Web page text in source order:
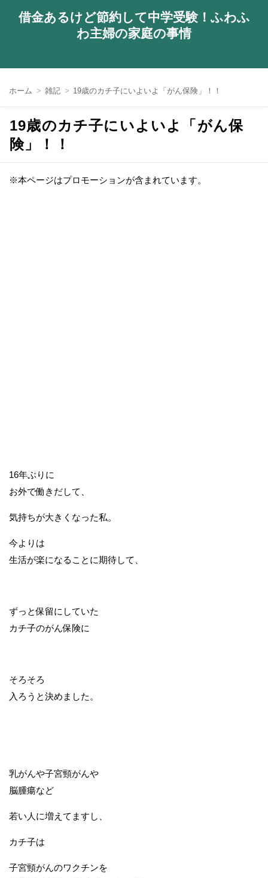
借金あるけど節約して中学受験！ふわふ
わ主婦の家庭の事情
ホーム 雑記 19歳のカチ子にいよいよ「がん保険」！！
19歳のカチ子にいよいよ「がん保
険」！！
※本ページはプロモーションが含まれています。
16年ぶりに
お外で働きだして、
気持ちが大きくなった私。
今よりは
生活が楽になることに期待して、
ずっと保留にしていた
カチ子のがん保険に
そろそろ
入ろうと決めました。
乳がんや子宮頸がんや
脳腫瘍など
若い人に増えてますし、
カチ子は
子宮頸がんのワクチンを